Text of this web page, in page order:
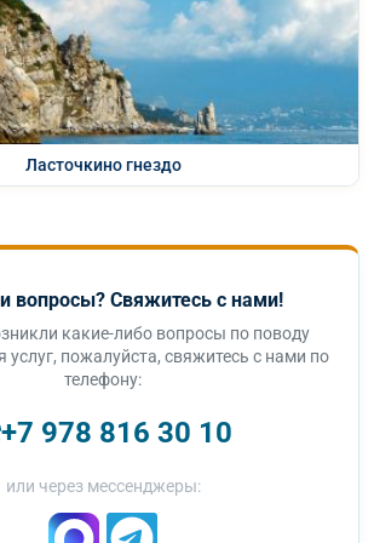
Ласточкино гнездо
вопросы? Свяжитесь с нами!
какие-либо вопросы по поводу
услуг, пожалуйста, свяжитесь с нами по
телефону:
+7 978 816 30 10
или через мессенджеры: